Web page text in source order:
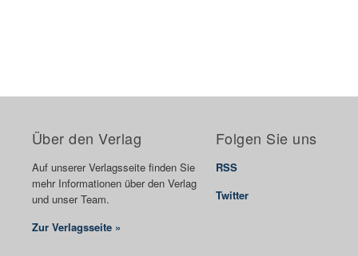
Über den Verlag
Auf unserer Verlagsseite finden Sie
mehr Informationen über den Verlag
und unser Team.
Zur Verlagsseite »
Folgen Sie uns
RSS
Twitter